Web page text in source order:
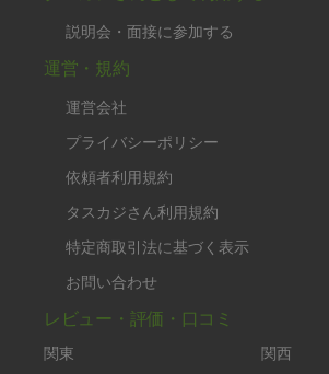
説明会・面接に参加する
運営・規約
運営会社
プライバシーポリシー
依頼者利用規約
タスカジさん利用規約
特定商取引法に基づく表示
お問い合わせ
レビュー・評価・口コミ
関東
関西